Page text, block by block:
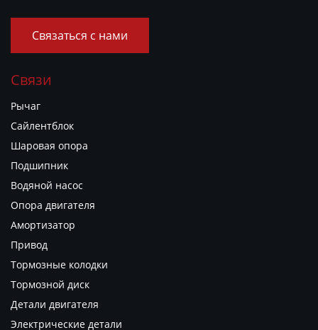
Связаться с нами
Связи
Рычаг
Сайлентблок
Шаровая опора
Подшипник
Водяной насос
Опора двигателя
Амортизатор
Привод
Тормозные колодки
Тормозной диск
Детали двигателя
Электрические детали